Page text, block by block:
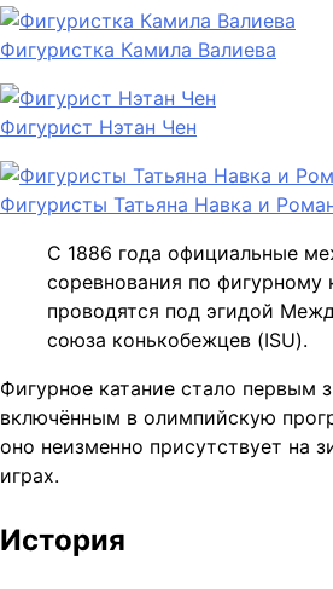
Фигуристка Камила Валиева
Фигурист Нэтан Чен
Фигуристы Татьяна Навка и
С 1886 года официальные
соревнования по фигурному
проводятся под эгидой
союза конькобежцев (ISU).
Фигурное катание стало первым
включённым в олимпийскую
оно неизменно присутствует на
играх.
История